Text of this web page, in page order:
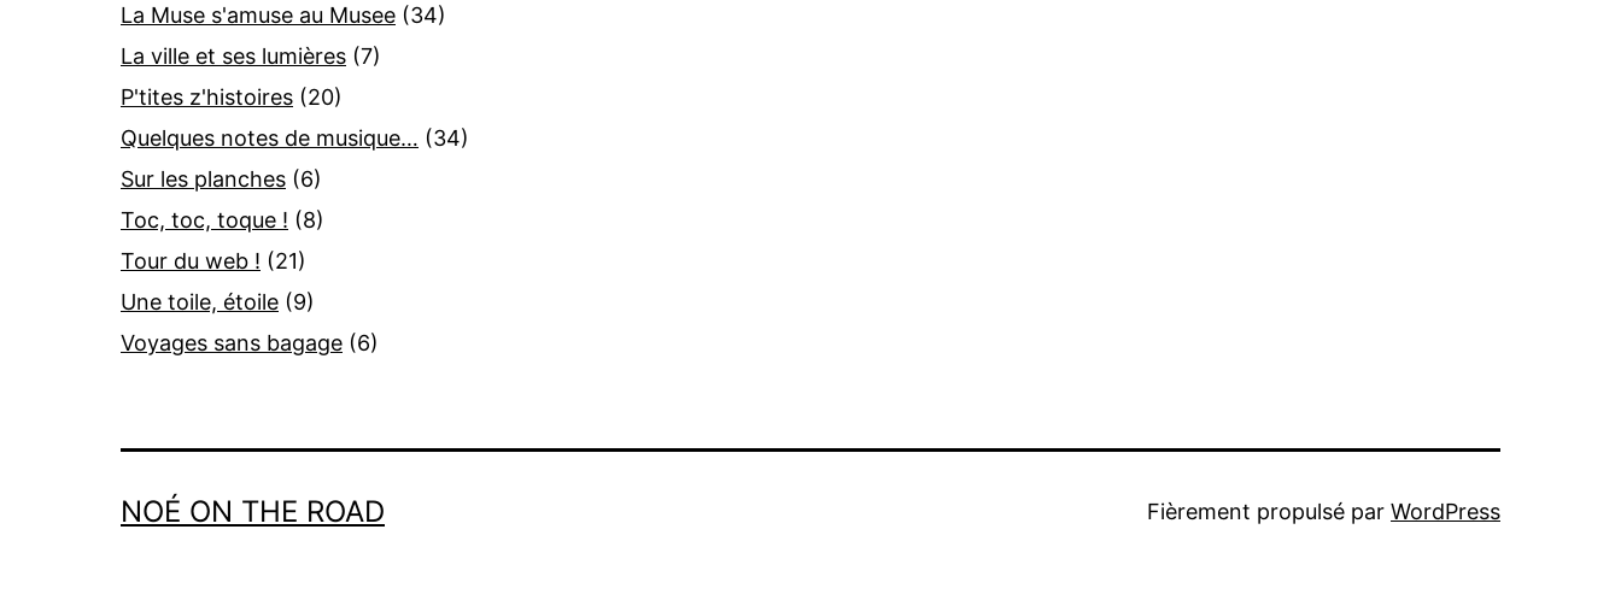
La Muse s'amuse au Musee (34)
La ville et ses lumières (7)
P'tites z'histoires (20)
Quelques notes de musique… (34)
Sur les planches (6)
Toc, toc, toque ! (8)
Tour du web ! (21)
Une toile, étoile (9)
Voyages sans bagage (6)
NOÉ ON THE ROAD Fièrement propulsé par WordPress